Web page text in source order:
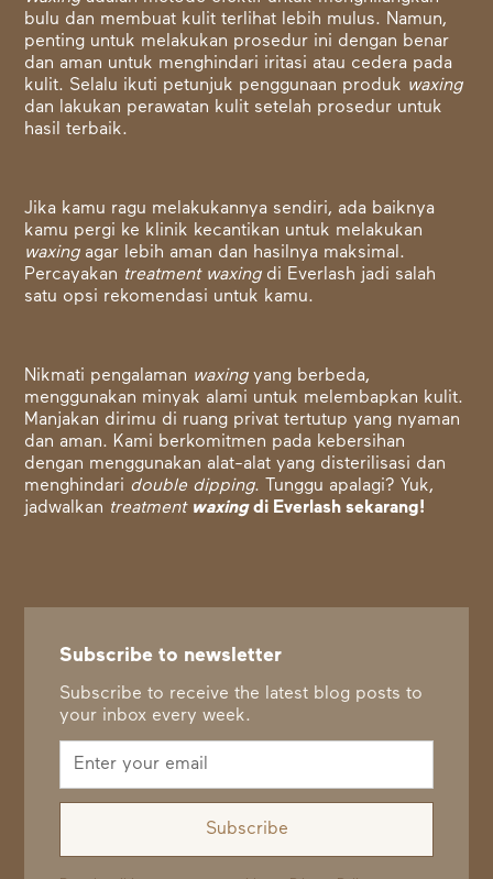
bulu dan membuat kulit terlihat lebih mulus. Namun,
penting untuk melakukan prosedur ini dengan benar
dan aman untuk menghindari iritasi atau cedera pada
kulit. Selalu ikuti petunjuk penggunaan produk waxing
dan lakukan perawatan kulit setelah prosedur untuk
hasil terbaik.
Jika kamu ragu melakukannya sendiri, ada baiknya
kamu pergi ke klinik kecantikan untuk melakukan
waxingagar lebih aman dan hasilnya maksimal.
Percayakan treatment waxingdi Everlash jadi salah
satu opsi rekomendasi untuk kamu.
Nikmati pengalaman waxingyang berbeda,
menggunakan minyak alami untuk melembapkan kulit.
Manjakan dirimu di ruang privat tertutup yang nyaman
dan aman. Kami berkomitmen pada kebersihan
dengan menggunakan alat-alat yang disterilisasi dan
menghindari double dipping. Tunggu apalagi? Yuk,
jadwalkan treatment waxingdi Everlash sekarang!
Subscribe to newsletter
Subscribe to receive the latest blog posts to
your inbox every week.